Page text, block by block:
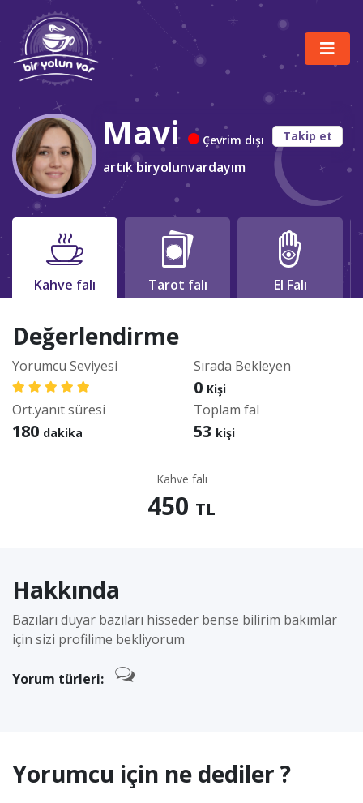
Mavi Çevrim dışı Takip et
artık biryolunvardayım
Kahve falı Tarot falı El Falı
Değerlendirme
Yorumcu Seviyesi Sırada Bekleyen
0 Kişi
Ort.yanıt süresi
180 dakika
Toplam fal
53 kişi
Kahve falı
450 TL
Hakkında
Bazıları duyar bazıları hisseder bense bilirim bakımlar
için sizi profilime bekliyorum
Yorum türleri:
Yorumcu için ne dediler ?